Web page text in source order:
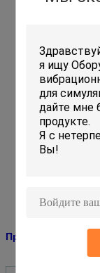
Воздушная
жесткость и
способность,
Переключение
пиковое,
гармоничное
Быстрое
надежностью
Прибор изоляции
без потребности
воспроизводства
пропускаемость
Обеспечьте
Принцип